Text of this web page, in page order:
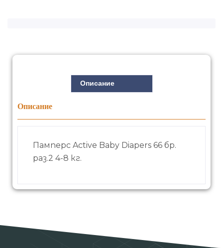
Описание
Описание
Памперс Active Baby Diapers 66 бр.
раз.2 4-8 кг.